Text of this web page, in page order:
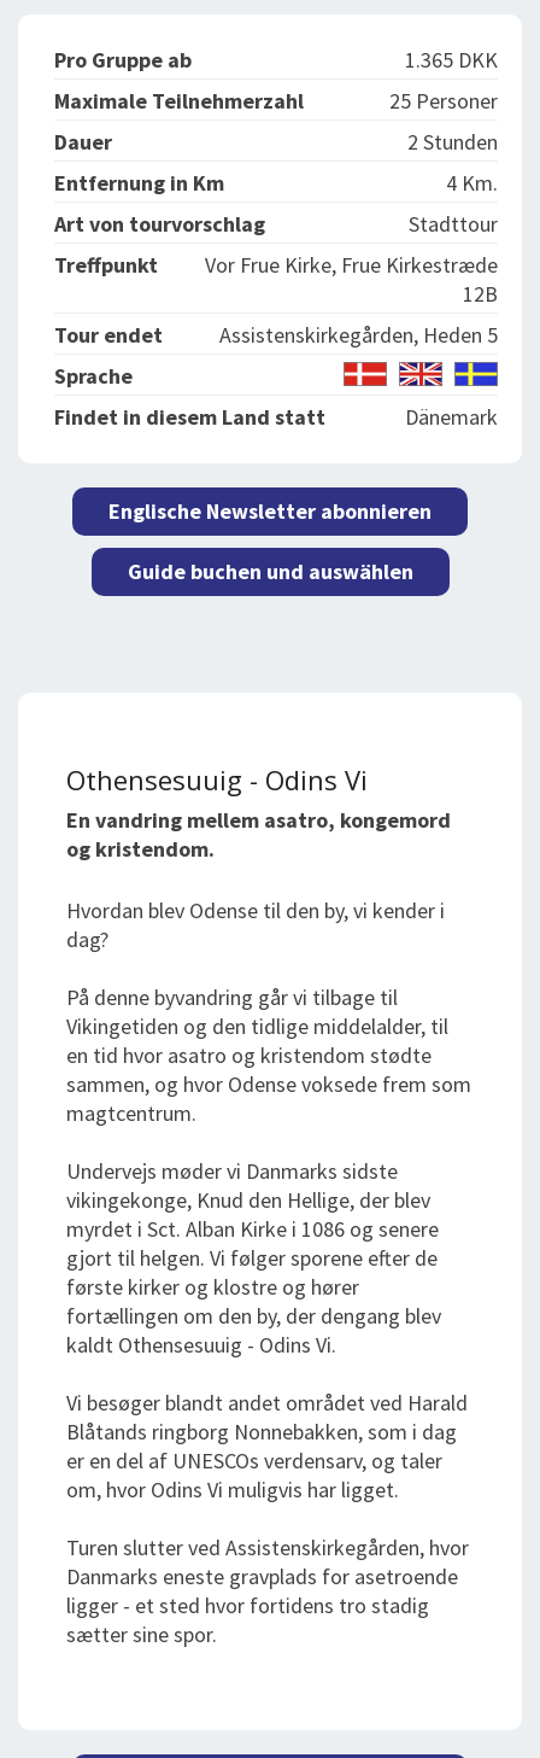
Pro Gruppe ab
1.365 DKK
Maximale Teilnehmerzahl
25 Personer
Dauer
2 Stunden
Entfernung in Km
4 Km.
Art von tourvorschlag
Stadttour
Treffpunkt
Vor Frue Kirke, Frue Kirkestræde
12B
Tour endet
Assistenskirkegården, Heden 5
Sprache
Findet in diesem Land statt
Dänemark
Englische Newsletter abonnieren
Guide buchen und auswählen
Othensesuuig - Odins Vi
En vandring mellem asatro, kongemord
og kristendom.
Hvordan blev Odense til den by, vi kender i
dag?
På denne byvandring går vi tilbage til
Vikingetiden og den tidlige middelalder, til
en tid hvor asatro og kristendom stødte
sammen, og hvor Odense voksede frem som
magtcentrum.
Undervejs møder vi Danmarks sidste
vikingekonge, Knud den Hellige, der blev
myrdet i Sct. Alban Kirke i 1086 og senere
gjort til helgen. Vi følger sporene efter de
første kirker og klostre og hører
fortællingen om den by, der dengang blev
kaldt Othensesuuig - Odins Vi.
Vi besøger blandt andet området ved Harald
Blåtands ringborg Nonnebakken, som i dag
er en del af UNESCOs verdensarv, og taler
om, hvor Odins Vi muligvis har ligget.
Turen slutter ved Assistenskirkegården, hvor
Danmarks eneste gravplads for asetroende
ligger - et sted hvor fortidens tro stadig
sætter sine spor.